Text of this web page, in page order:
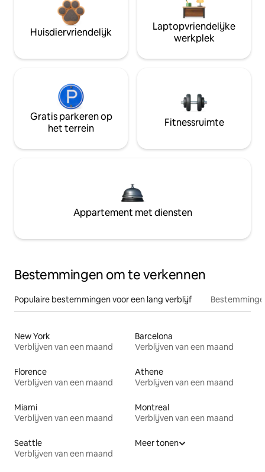
Huisdiervriendelijk
Laptopvriendelijke
werkplek
Gratis parkeren op
het terrein
Fitnessruimte
Appartement met diensten
Bestemmingen om te verkennen
Populaire bestemmingen voor een lang verblijf
New York
Verblijven van een maand
Barcelona
Verblijven van een maand
Florence
Verblijven van een maand
Athene
Verblijven van een maand
Miami
Verblijven van een maand
Montreal
Verblijven van een maand
Seattle
Verblijven van een maand
Meer tonen